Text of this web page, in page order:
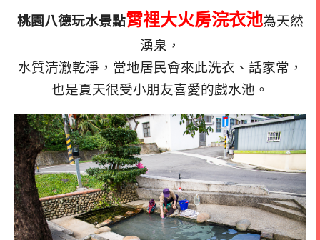
桃園八德玩水景點霄裡大火房浣衣池為天然
湧泉，
水質清澈乾淨，當地居民會來此洗衣、話家常，
也是夏天很受小朋友喜愛的戲水池。